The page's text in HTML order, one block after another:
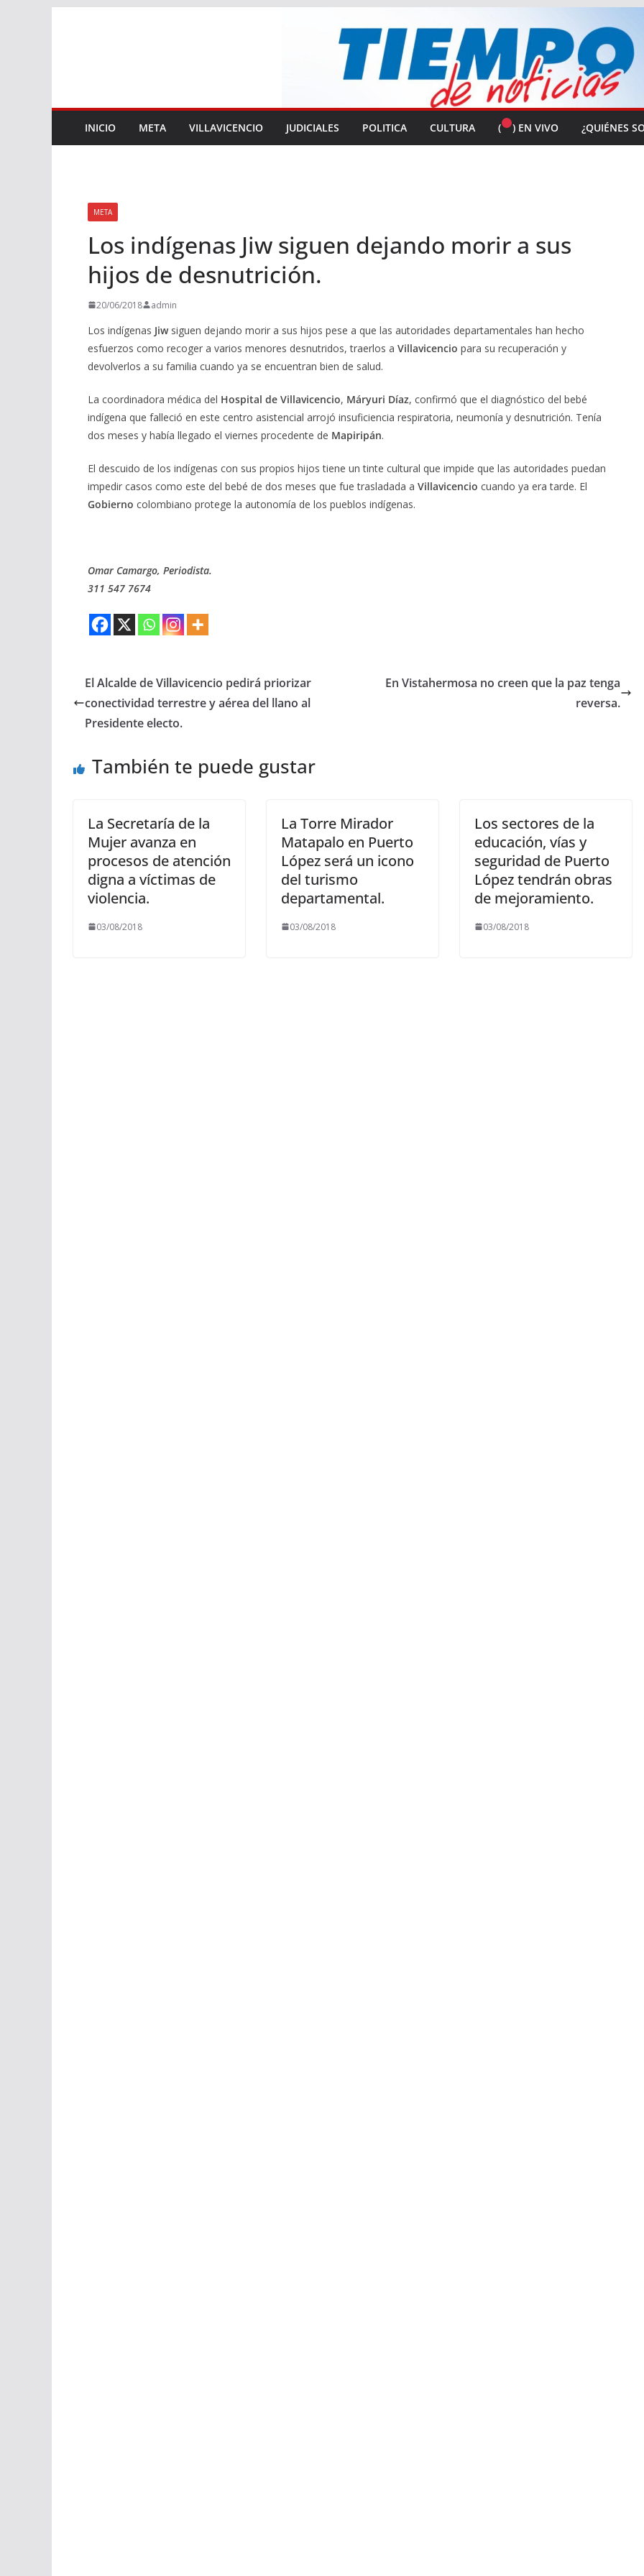
INICIO META VILLAVICENCIO JUDICIALES POLITICA CULTURA ( ) EN VIVO ¿QUIÉNES
META
Los indígenas Jiw siguen dejando morir a sus
hijos de desnutrición.
20/06/2018 admin
Los indígenas Jiwsiguen dejando morir a sus hijos pese a que las autoridades departamentales han hecho
esfuerzos como recoger a varios menores desnutridos, traerlos a Villavicencio para su recuperación y
devolverlos a su familia cuando ya se encuentran bien de salud.
La coordinadora médica del Hospital de Villavicencio, Máryuri Díaz, confirmó que el diagnóstico del bebé
indígena que falleció en este centro asistencial arrojó insuficiencia respiratoria, neumonía y desnutrición. Tenía
dos meses y había llegado el viernes procedente de Mapiripán.
El descuido de los indígenas con sus propios hijos tiene un tinte cultural que impide que las autoridades puedan
impedir casos como este del bebé de dos meses que fue trasladada a Villavicencio cuando ya era tarde. El
Gobierno colombiano protege la autonomía de los pueblos indígenas.
Omar Camargo, Periodista.
311 547 7674
El Alcalde de Villavicencio pedirá priorizar
conectividad terrestre y aérea del llano al
Presidente electo.
En Vistahermosa no creen que la paz tenga
reversa.
También te puede gustar
La Secretaría de la
Mujer avanza en
procesos de atención
digna a víctimas de
violencia.
03/08/2018
La Torre Mirador
Matapalo en Puerto
López será un icono
del turismo
departamental.
03/08/2018
Los sectores de la
educación, vías y
seguridad de Puerto
López tendrán obras
de mejoramiento.
03/08/2018